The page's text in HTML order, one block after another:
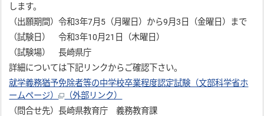
します。
（出願期間）令和3年7月5（月曜日）から9月3日（金曜日）まで
（試験日） 令和3年10月21日（木曜日）
（試験場） 長崎県庁
詳細については下記リンクからご確認下さい。
就学義務猶予免除者等の中学校卒業程度認定試験（文部科学省ホ
ームページ）
（外部リンク）
（問合せ先）長崎県教育庁 義務教育課